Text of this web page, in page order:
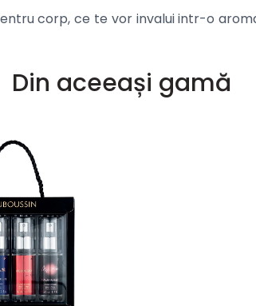
corp, ce te vor invalui intr-o
Din aceeași gamă